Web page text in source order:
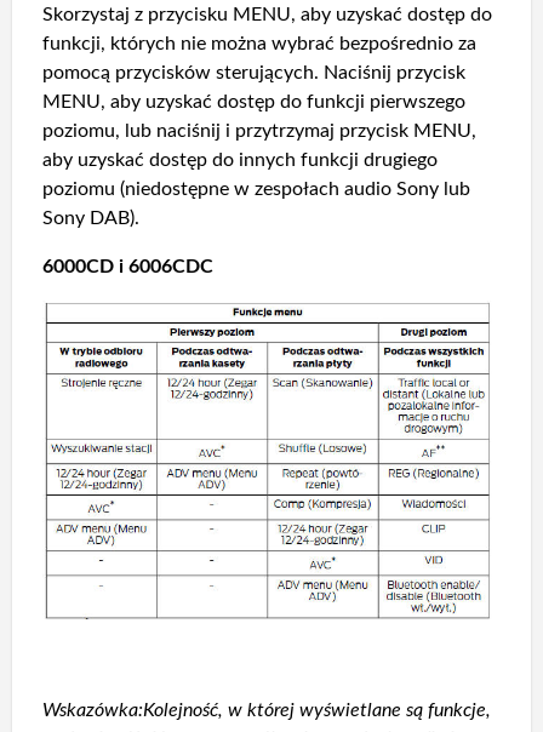
Skorzystaj z przycisku MENU, aby uzyskać dostęp do
funkcji, których nie można wybrać bezpośrednio za
pomocą przycisków sterujących. Naciśnij przycisk
MENU, aby uzyskać dostęp do funkcji pierwszego
poziomu, lub naciśnij i przytrzymaj przycisk MENU,
aby uzyskać dostęp do innych funkcji drugiego
poziomu (niedostępne w zespołach audio Sony lub
Sony DAB).
6000CD i 6006CDC
Wskazówka:Kolejność, w której wyświetlane są funkcje,